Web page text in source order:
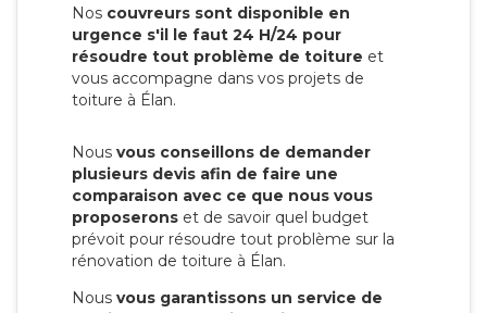
Nos couvreurs sont disponible en
urgence s'il le faut 24 H/24 pour
résoudre tout problème de toiture et
vous accompagne dans vos projets de
toiture à Élan.
Nous vous conseillons de demander
plusieurs devis afin de faire une
comparaison avec ce que nous vous
proposerons et de savoir quel budget
prévoit pour résoudre tout problème sur la
rénovation de toiture à Élan.
Nous vous garantissons un service de